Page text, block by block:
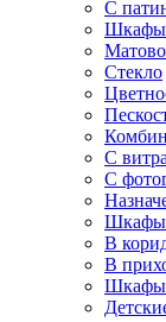
С
Шкафы-
Стекло
С
С
В
В